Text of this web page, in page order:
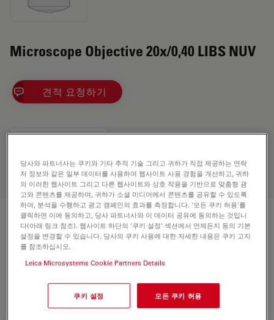
Microscope Objective 20x/0,40 LIBS NUV
견적 요청하기
Discover the perfect solution. Explore
alternatives, and find the best fit for
your needs.
기술 사양
당사와 파트너사는 쿠키와 기타 추적 기술 그리고 귀하가 직접 제공하는 연락
처 정보와 같은 일부 데이터를 사용하여 웹사이트 사용 경험을 개선하고, 귀하
의 이러한 웹사이트 그리고 다른 웹사이트와 상호 작용을 기반으로 맞춤형 광
고와 콘텐츠를 제공하며, 귀하가 소셜 미디어에서 콘텐츠를 공유할 수 있도록
하여, 분석을 수행하고 광고 캠페인의 효과를 측정합니다. '모든 쿠키 허용'를
클릭하면 이에 동의하고, 당사 파트너사와 이 데이터 공유에 동의하는 것입니
다(아래 링크 참조). 웹사이트 하단의 '쿠키 설정' 섹션에서 언제든지 동의 기본
설정을 변경할 수 있습니다. 당사의 쿠키 사용에 대한 자세한 내용은 쿠키 고지
를 참조하십시오.
Leica Microsystems Cookie Partners Details
쿠키 설정 모든 쿠키 허용